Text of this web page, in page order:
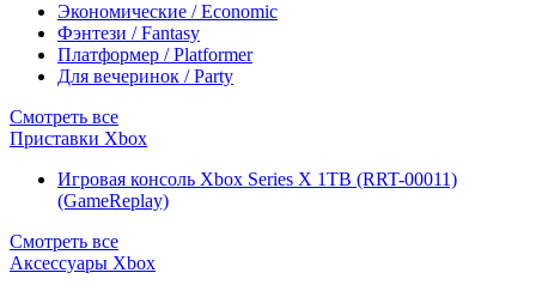
Экономические / Economic
Фэнтези / Fantasy
Платформер / Platformer
Для вечеринок / Party
Смотреть все
Приставки Xbox
Игровая консоль Xbox Series X 1TB (RRT-00011)
(GameReplay)
Смотреть все
Аксессуары Xbox